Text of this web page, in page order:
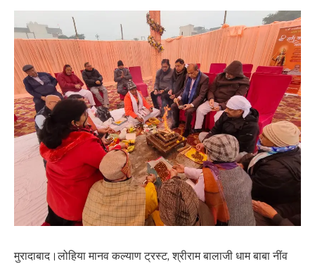
मुरादाबाद।लोहिया मानव कल्याण ट्रस्ट, श्रीराम बालाजी धाम बाबा नींव